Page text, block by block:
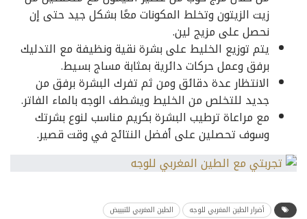
زيت الزيتون وتخلط المكونات معًا بشكل جيد حتى إن
نحصل على مزيج لين.
يتم توزيع الخليط على بشرة نقية ونظيفة مع التدليك
برفق وعمل حركات دائرية بمثابة مساج بسيط.
الانتظار عدة دقائق ومن ثم تفرك البشرة برفق من
جديد للتخلص من الخليط ويشطف الوجه بالماء الفاتر.
مع مراعاة ترطيب البشرة بكريم مناسب لنوع بشرتك
وسوف تحصلين على أفضل النتائج في وقت قصير.
أضرار الطين المغربي للوجه
الطين المغربي للتبييض